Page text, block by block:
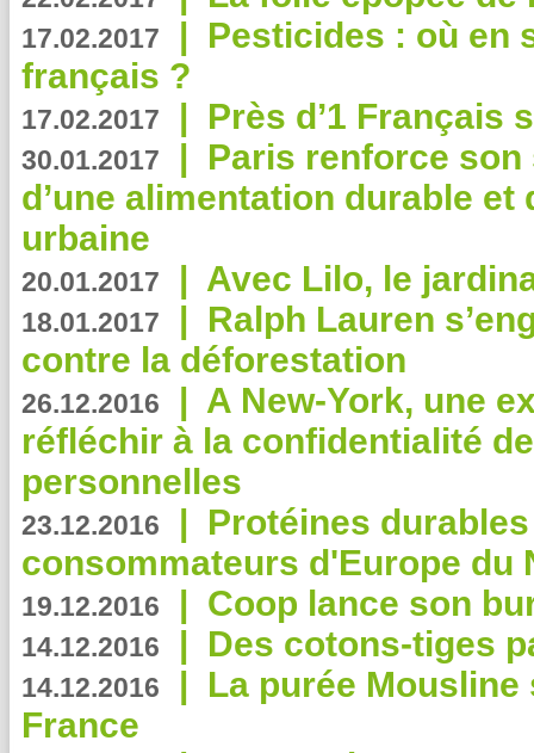
17.02.2017 | Pesticides : où en
français ?
17.02.2017 | Près d’1 Français
30.01.2017 | Paris renforce
d’une alimentation durable et
urbaine
20.01.2017 | Avec Lilo, le
18.01.2017 | Ralph Lauren
contre la déforestation
26.12.2016 | A New-York, une
réfléchir à la confidentialité
personnelles
23.12.2016 | Protéines
consommateurs d'Europe du
19.12.2016 | Coop lance son
14.12.2016 | Des cotons-tiges
14.12.2016 | La purée
France